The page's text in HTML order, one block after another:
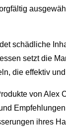
schädliche
setzt die
die effektiv
von Alex
ihres